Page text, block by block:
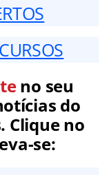
no seu
do
Clique no
se: